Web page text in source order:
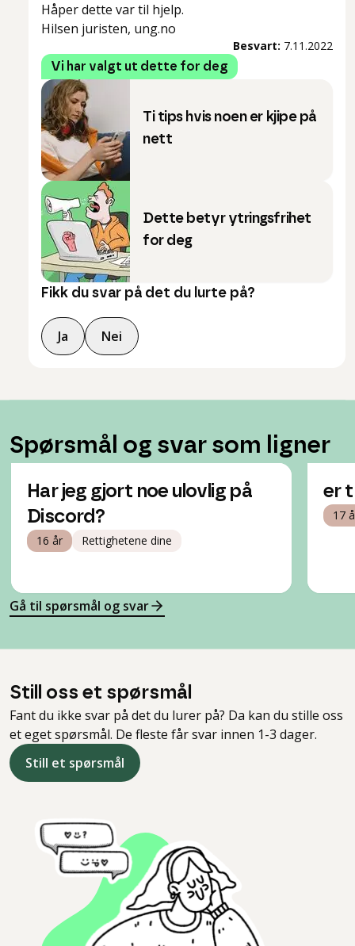
Håper dette var til hjelp.
Hilsen juristen, ung.no
Besvart: 7.11.2022
Vi har valgt ut dette for deg
Ti tips hvis noen er kjipe på
nett
Dette betyr ytringsfrihet
for deg
Fikk du svar på det du lurte på?
Ja Nei
Spørsmål og svar som ligner
Har jeg gjort noe ulovlig på
Discord?
16 år Rettighetene dine
er
17
Gå til spørsmål og svar
Still oss et spørsmål
Fant du ikke svar på det du lurer på? Da kan du stille oss
et eget spørsmål. De fleste får svar innen 1-3 dager.
Still et spørsmål